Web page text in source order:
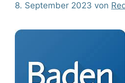
8. September 2023 von